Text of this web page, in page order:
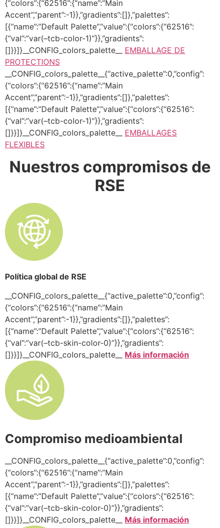
{“colors”:{“62516”:{“name”:”Main
Accent”,”parent”:-1}},”gradients”:[]},”palettes”:
[{“name”:”Default Palette”,”value”:{“colors”:{“62516”:
{“val”:”var(–tcb-color-1)”}},”gradients”:
[]}}]}__CONFIG_colors_palette__ EMBALLAGE DE
PROTECTIONS
__CONFIG_colors_palette__{“active_palette”:0,”config”:
{“colors”:{“62516”:{“name”:”Main
Accent”,”parent”:-1}},”gradients”:[]},”palettes”:
[{“name”:”Default Palette”,”value”:{“colors”:{“62516”:
{“val”:”var(–tcb-color-1)”}},”gradients”:
[]}}]}__CONFIG_colors_palette__ EMBALLAGES
FLEXIBLES
Nuestros compromisos de
RSE
Política global de RSE
__CONFIG_colors_palette__{“active_palette”:0,”config”:
{“colors”:{“62516”:{“name”:”Main
Accent”,”parent”:-1}},”gradients”:[]},”palettes”:
[{“name”:”Default Palette”,”value”:{“colors”:{“62516”:
{“val”:”var(–tcb-skin-color-0)”}},”gradients”:
[]}}]}__CONFIG_colors_palette__ Más información
Compromiso medioambiental
__CONFIG_colors_palette__{“active_palette”:0,”config”:
{“colors”:{“62516”:{“name”:”Main
Accent”,”parent”:-1}},”gradients”:[]},”palettes”:
[{“name”:”Default Palette”,”value”:{“colors”:{“62516”:
{“val”:”var(–tcb-skin-color-0)”}},”gradients”:
[]}}]}__CONFIG_colors_palette__ Más información